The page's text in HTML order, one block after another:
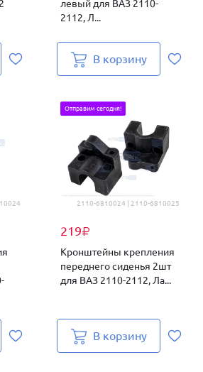
левый для ВАЗ 2110-
2112, Л...
В корзину
2110-6810024 | 2110-6810025
219₽
Отправим сегодня!
Кронштейны крепления
переднего сиденья 2шт
для ВАЗ 2110-2112, Ла...
В корзину